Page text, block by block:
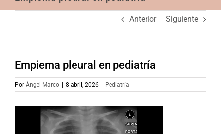
Anterior Siguiente
Empiema pleural en pediatría
Por Ángel Marco 8 abril, 2026 Pediatría